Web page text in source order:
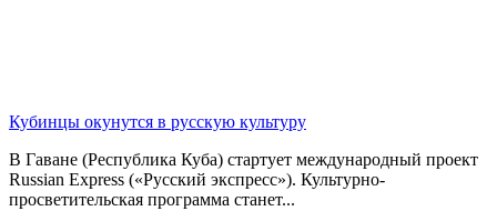
Кубинцы окунутся в русскую культуру
В Гаване (Республика Куба) стартует международный проект
Russian Express («Русский экспресс»). Культурно-
просветительская программа станет...